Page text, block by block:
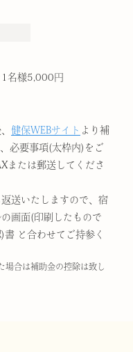
名様5,000円
健保WEBサイト より補
必要事項(太枠内)をご
または郵送してくださ
送いたしますので、宿
画面(印刷したもので
と合わせてご持参く
合は補助金の控除は致し